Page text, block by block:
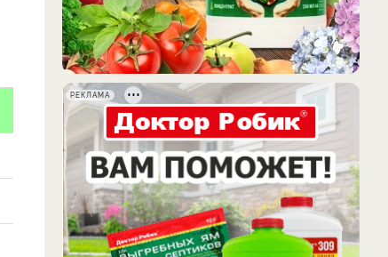
РЕКЛАМА